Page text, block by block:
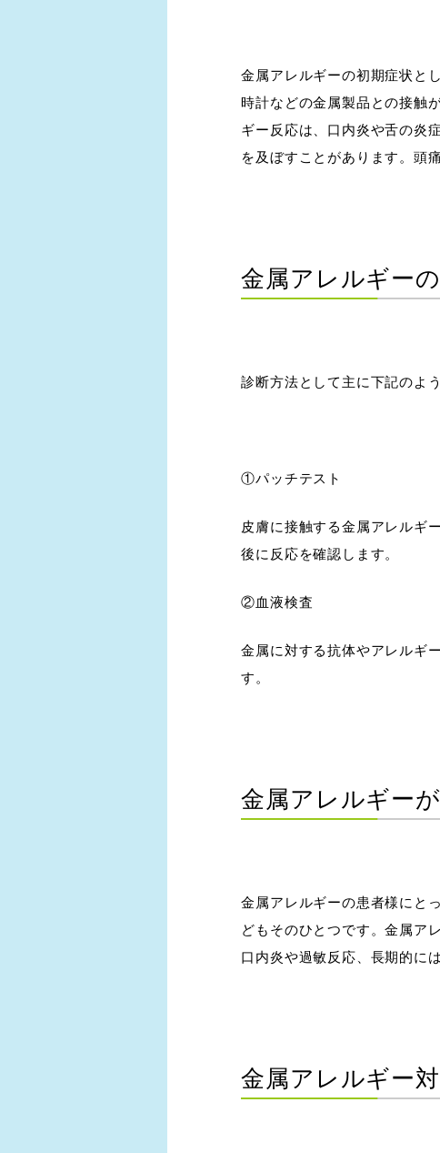
金属アレルギーの初期症状と
時計などの金属製品との接触
ギー反応は、口内炎や舌の炎
を及ぼすことがあります。頭
金属アレルギー
診断方法として主に下記のよ
①パッチテスト
皮膚に接触する金属アレルギ
後に反応を確認します。
②血液検査
金属に対する抗体やアレルギ
す。
金属アレルギー
金属アレルギーの患者様にと
どもそのひとつです。金属ア
口内炎や過敏反応、長期的に
金属アレルギー